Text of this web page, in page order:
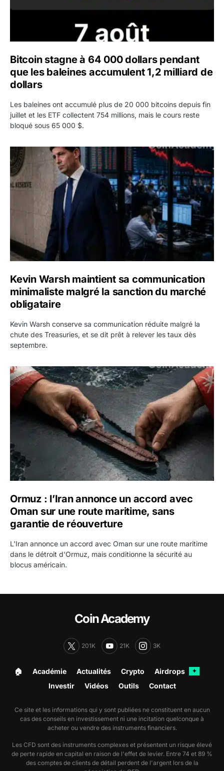
Bitcoin stagne à 64 000 dollars pendant
que les baleines accumulent 1,2 milliard de
dollars
Les baleines ont accumulé plus de 20 000 bitcoins depuis fin
juillet et les ETF collectent 754 millions, mais le cours reste
bloqué sous 65 000 $.
Kevin Warsh maintient sa communication minimaliste
Kevin Warsh maintient sa communication
minimaliste malgré la sanction du marché
obligataire
Kevin Warsh conserve sa communication réduite malgré la
chute des Treasuries, et se dit prêt à relever les taux dès
septembre.
Ormuz : l’Iran annonce un accord avec Oman sur une
Ormuz : l’Iran annonce un accord avec
Oman sur une route maritime, sans
garantie de réouverture
L'Iran annonce un accord avec Oman sur une route maritime
dans le détroit d'Ormuz, mais conditionne la sécurité au
blocus américain.
Coin Academy
201K 21K 3K
🏠︎ Académie Actualités Crypto Airdrops ✦
Investir Vidéos Outils Contact
Ce site et les informations qui y sont publiées ne constituent en aucun
cas des conseils en investissement ni une incitation quelconque à
acheter ou vendre des instruments financiers.
Les CFD sont des instruments complexes et présentent un risque élevé
de perte rapide en capital en raison de l'effet de levier. Entre 74 et 89 %
des comptes de clients de détail perdent de l'argent lors de la